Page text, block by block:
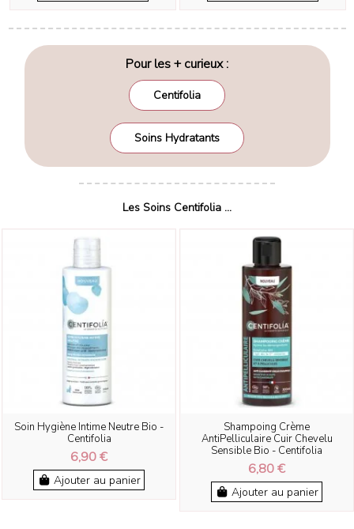
Pour les + curieux :
Centifolia
Soins Hydratants
Les Soins Centifolia ...
Soin Hygiène Intime Neutre Bio -
Centifolia
6,90 €
Ajouter au panier
Shampoing Crème
AntiPelliculaire Cuir Chevelu
Sensible Bio - Centifolia
6,80 €
Ajouter au panier